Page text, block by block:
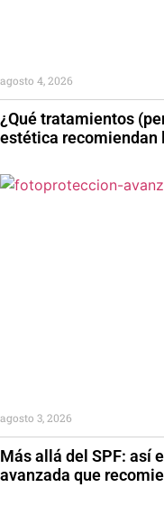
¿Qué tratamientos
estética recomiendan
agosto 4, 2026
Más allá del SPF: así
avanzada que
agosto 3, 2026